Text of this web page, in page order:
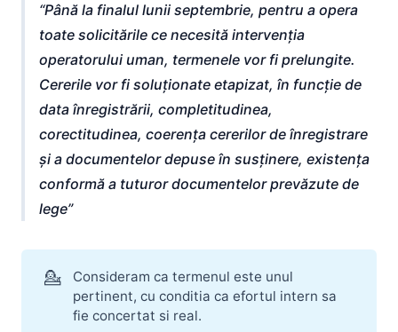
Până la finalul lunii septembrie, pentru a opera
toate solicitările ce necesită intervenția
operatorului uman, termenele vor fi prelungite.
Cererile vor fi soluționate etapizat, în funcție de
data înregistrării, completitudinea,
corectitudinea, coerența cererilor de înregistrare
și a documentelor depuse în susținere, existența
conformă a tuturor documentelor prevăzute de
lege
💁
Consideram ca termenul este unul
pertinent, cu conditia ca efortul intern sa
fie concertat si real.